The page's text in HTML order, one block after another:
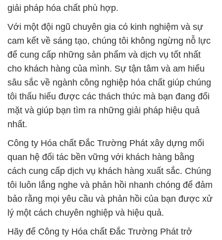
giải pháp hóa chất phù hợp.
Với một đội ngũ chuyên gia có kinh nghiệm và sự
cam kết về sáng tạo, chúng tôi không ngừng nỗ lực
để cung cấp những sản phẩm và dịch vụ tốt nhất
cho khách hàng của mình. Sự tận tâm và am hiểu
sâu sắc về ngành công nghiệp hóa chất giúp chúng
tôi thấu hiểu được các thách thức mà bạn đang đối
mặt và giúp bạn tìm ra những giải pháp hiệu quả
nhất.
Công ty Hóa chất Đắc Trường Phát xây dựng mối
quan hệ đối tác bền vững với khách hàng bằng
cách cung cấp dịch vụ khách hàng xuất sắc. Chúng
tôi luôn lắng nghe và phản hồi nhanh chóng để đảm
bảo rằng mọi yêu cầu và phản hồi của bạn được xử
lý một cách chuyên nghiệp và hiệu quả.
Hãy để Công ty Hóa chất Đắc Trường Phát trở